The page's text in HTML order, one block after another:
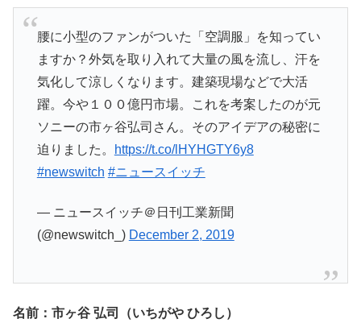
腰に小型のファンがついた「空調服」を知ってい
ますか？外気を取り入れて大量の風を流し、汗を
気化して涼しくなります。建築現場などで大活
躍。今や１００億円市場。これを考案したのが元
ソニーの市ヶ谷弘司さん。そのアイデアの秘密に
迫りました。
https://t.co/lHYHGTY6y8
#newswitch #ニュースイッチ
— ニュースイッチ＠日刊工業新聞
(@newswitch_) December 2, 2019
名前：市ヶ谷 弘司（いちがや ひろし）